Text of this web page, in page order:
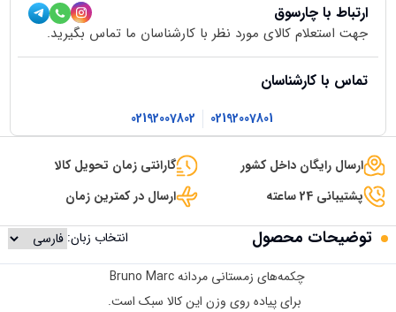
ارتباط با چارسوق
جهت استعلام کالای مورد نظر با کارشناسان ما تماس بگیرید.
تماس با کارشناسان
02192007801
02192007802
ارسال رایگان داخل کشور
گارانتی زمان تحویل کالا
پشتیبانی 24 ساعته
ارسال در کمترین زمان
توضیحات محصول
انتخاب زبان:
چکمه‌های زمستانی مردانه Bruno Marc
برای پیاده روی وزن این کالا سبک است.